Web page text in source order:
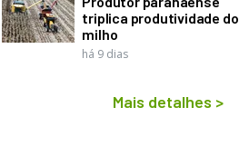
triplica produtividade do
milho
há 9 dias
Mais detalhes >